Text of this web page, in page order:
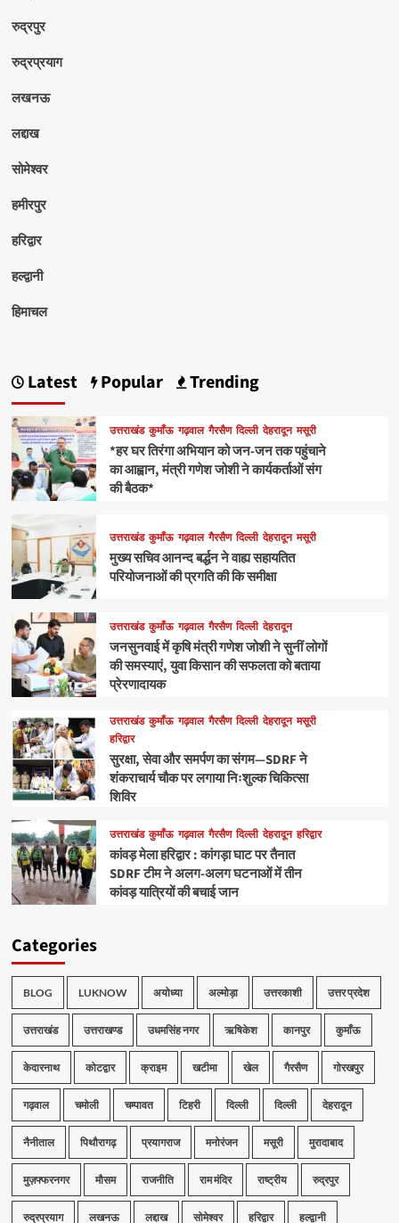
रुद्रपुर
रुद्रप्रयाग
लखनऊ
लद्दाख
सोमेश्वर
हमीरपुर
हरिद्वार
हल्द्वानी
हिमाचल
Latest Popular Trending
उत्तराखंड कुमाँऊ गढ़वाल गैरसैण दिल्ली देहरादून मसूरी
*हर घर तिरंगा अभियान को जन-जन तक पहुंचाने
का आह्वान, मंत्री गणेश जोशी ने कार्यकर्ताओं संग
की बैठक*
उत्तराखंड कुमाँऊ गढ़वाल गैरसैण दिल्ली देहरादून मसूरी
मुख्य सचिव आनन्द बर्द्धन ने वाह्य सहायतित
परियोजनाओं की प्रगति की कि समीक्षा
उत्तराखंड कुमाँऊ गढ़वाल गैरसैण दिल्ली देहरादून
जनसुनवाई में कृषि मंत्री गणेश जोशी ने सुनीं लोगों
की समस्याएं, युवा किसान की सफलता को बताया
प्रेरणादायक
उत्तराखंड कुमाँऊ गढ़वाल गैरसैण दिल्ली देहरादून मसूरी
हरिद्वार
सुरक्षा, सेवा और समर्पण का संगम—SDRF ने
शंकराचार्य चौक पर लगाया निःशुल्क चिकित्सा
शिविर
उत्तराखंड कुमाँऊ गढ़वाल गैरसैण दिल्ली देहरादून हरिद्वार
कांवड़ मेला हरिद्वार : कांगड़ा घाट पर तैनात
SDRF टीम ने अलग-अलग घटनाओं में तीन
कांवड़ यात्रियों की बचाई जान
Categories
BLOG LUKNOW अयोध्या अल्मोड़ा उत्तरकाशी उत्तर प्रदेश
उत्तराखंड उत्तराखण्ड उधमसिंह नगर ऋषिकेश कानपुर कुमाँऊ
केदारनाथ कोटद्वार क्राइम खटीमा खेल गैरसैण गोरखपुर
गढ़वाल चमोली चम्पावत टिहरी दिल्ली दिल्ली देहरादून
नैनीताल पिथौरागढ़ प्रयागराज मनोरंजन मसूरी मुरादाबाद
मुज़फ्फरनगर मौसम राजनीति राम मंदिर राष्ट्रीय रुद्रपुर
रुद्रप्रयाग लखनऊ लद्दाख सोमेश्वर हरिद्वार हल्द्वानी